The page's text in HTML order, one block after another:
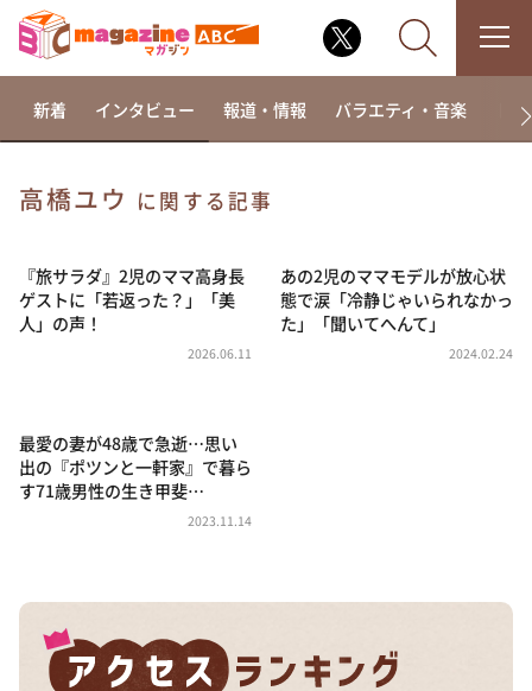
相席食堂
これ余談なんですけど・・・
～人生密着トークバラエティ！～ やすとものいたっ
news おかえり
河合＆A.B.C-Z塚田×福井アナ「なんでやねん！？」
（news おかえり）
教えて！ニュースライブ 正義のミカタ
新着 インタビュー 報道・情報 バラエティ・音楽 ド
高橋ユウ に関する記事
『旅サラダ』2児のママ高身長
ゲストに「若返った？」「美
人」の声！
2026.06.11
あの2児のママモデルが放心状
態で涙「冷静じゃいられなかっ
た」「聞いてへんて」
2024.02.24
最愛の妻が48歳で急逝…思い
出の『ポツンと一軒家』で暮ら
す71歳男性の生き甲斐…
2023.11.14